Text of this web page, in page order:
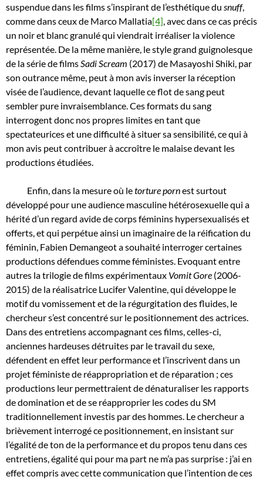
suspendue dans les films s’inspirant de l’esthétique du snuff,
comme dans ceux de Marco Mallatia[4], avec dans ce cas précis
un noir et blanc granulé qui viendrait irréaliser la violence
représentée. De la même manière, le style grand guignolesque
de la série de filmsSadi Scream (2017) de Masayoshi Shiki, par
son outrance même, peut à mon avis inverser la réception
visée de l’audience, devant laquelle ce flot de sang peut
sembler pure invraisemblance. Ces formats du sang
interrogent donc nos propres limites en tant que
spectateurices et une difficulté à situer sa sensibilité, ce qui à
mon avis peut contribuer à accroître le malaise devant les
productions étudiées.
Enfin, dans la mesure où letorture pornest surtout
développé pour une audience masculine hétérosexuelle qui a
hérité d’un regard avide de corps féminins hypersexualisés et
offerts, et qui perpétue ainsi un imaginaire de la réification du
féminin, Fabien Demangeot a souhaité interroger certaines
productions défendues comme féministes. Evoquant entre
autres la trilogie de films expérimentaux Vomit Gore (2006-
2015) de la réalisatrice Lucifer Valentine, qui développe le
motif du vomissement et de la régurgitation des fluides, le
chercheur s’est concentré sur le positionnement des actrices.
Dans des entretiens accompagnant ces films, celles-ci,
anciennes hardeuses détruites par le travail du sexe,
défendent en effet leur performance et l’inscrivent dans un
projet féministe de réappropriation et de réparation ; ces
productions leur permettraient de dénaturaliser les rapports
de domination et de se réapproprier les codes du SM
traditionnellement investis par des hommes. Le chercheur a
brièvement interrogé ce positionnement, en insistant sur
l’égalité de ton de la performance et du propos tenu dans ces
entretiens, égalité qui pour ma part ne m’a pas surprise : j’ai en
effet compris avec cette communication que l’intention de ces